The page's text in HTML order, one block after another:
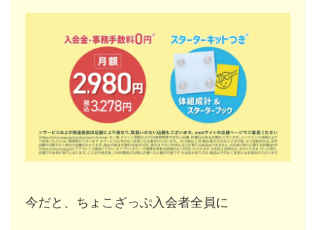
今だと、ちょこざっぷ入会者全員に